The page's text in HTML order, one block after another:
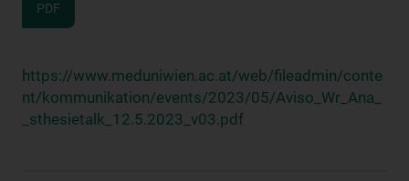
PDF
https://www.meduniwien.ac.at/web/fileadmin/conte
nt/kommunikation/events/2023/05/Aviso_Wr_Ana_
_sthesietalk_12.5.2023_v03.pdf